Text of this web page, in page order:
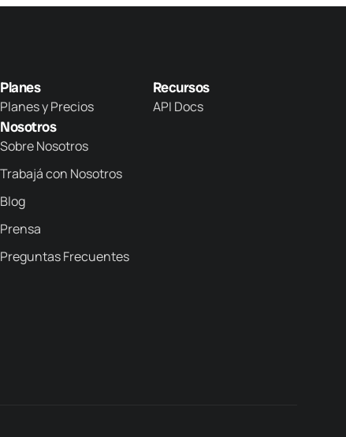
Planes
Planes y Precios
Nosotros
Sobre Nosotros
Trabajá con Nosotros
Blog
Prensa
Preguntas Frecuentes
Recursos
API Docs